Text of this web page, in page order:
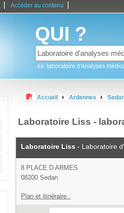
Accéder au contenu
QUI ?
ex: laboratoire d'analyses
Accueil Ardennes
Laboratoire Liss -
Laboratoire Liss - Laboratoire
8 PLACE D ARMES
08200 Sedan
Plan et itinéraire :